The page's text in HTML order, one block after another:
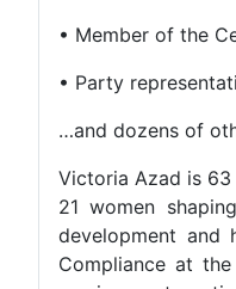
• Member of the
• Party
…and dozens of
Victoria Azad is 63
21 women
development and
Compliance at